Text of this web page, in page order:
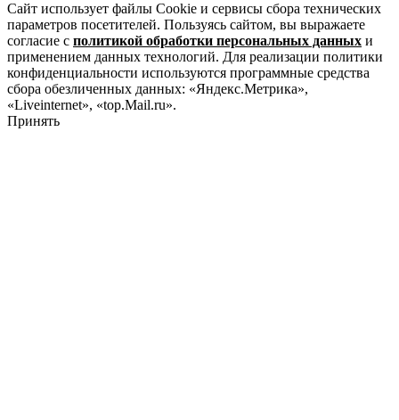
Сайт использует файлы Cookie и сервисы сбора технических
параметров посетителей. Пользуясь сайтом, вы выражаете
согласие с политикой обработки персональных данных и
применением данных технологий. Для реализации политики
конфиденциальности используются программные средства
сбора обезличенных данных: «Яндекс.Метрика»,
«Liveinternet», «top.Mail.ru».
Принять